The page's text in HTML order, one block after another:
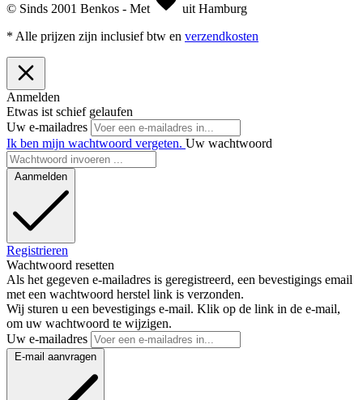
© Sinds 2001 Benkos - Met
uit Hamburg
* Alle prijzen zijn inclusief btw en verzendkosten
Anmelden
Etwas ist schief gelaufen
Uw e-mailadres
Ik ben mijn wachtwoord vergeten. Uw wachtwoord
Aanmelden
Registrieren
Wachtwoord resetten
Als het gegeven e-mailadres is geregistreerd, een bevestigings email
met een wachtwoord herstel link is verzonden.
Wij sturen u een bevestigings e-mail. Klik op de link in de e-mail,
om uw wachtwoord te wijzigen.
Uw e-mailadres
E-mail aanvragen